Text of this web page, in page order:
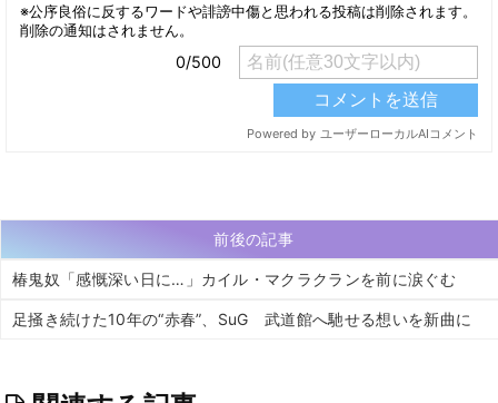
前後の記事
椿鬼奴「感慨深い日に…」カイル・マクラクランを前に涙ぐむ
足掻き続けた10年の“赤春”、SuG 武道館へ馳せる想いを新曲に